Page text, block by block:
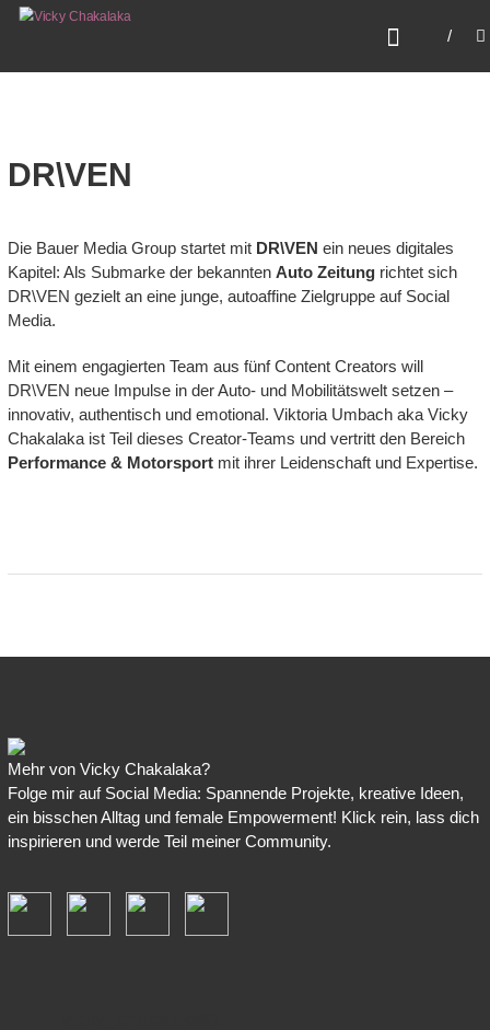
ZumVICKY CHAKALAKA
DR\VEN
Die Bauer Media Group startet mit DR\VEN ein neues digitales
Kapitel: Als Submarke der bekannten Auto Zeitungrichtet sich
DR\VEN gezielt an eine junge, autoaffine Zielgruppe auf Social
Media.
Mit einem engagierten Team aus fünf Content Creators will
DR\VEN neue Impulse in der Auto- und Mobilitätswelt setzen –
innovativ, authentisch und emotional. Viktoria Umbach aka Vicky
Chakalaka ist Teil dieses Creator-Teams und vertritt den Bereich
Performance & Motorsportmit ihrer Leidenschaft und Expertise.
Mehr von Vicky Chakalaka?
Folge mir auf Social Media: Spannende Projekte, kreative Ideen,
ein bisschen Alltag und female Empowerment! Klick rein, lass dich
inspirieren und werde Teil meiner Community.